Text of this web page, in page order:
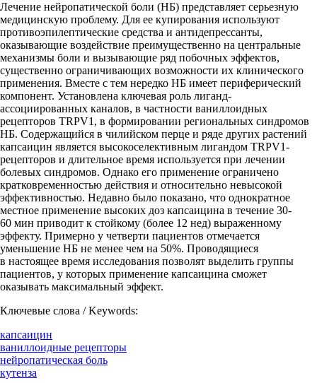
Лечение нейропатической боли (НБ) представляет серьезную
медицинскую проблему. Для ее купирования используют
противоэпилептические средства и антидепрессанты,
оказывающие воздействие преимущественно на центральные
механизмы боли и вызывающие ряд побочных эффектов,
существенно ограничивающих возможности их клинического
применения. Вместе с тем нередко НБ имеет периферический
компонент. Установлена ключевая роль лиганд-
ассоциированных каналов, в частности ваниллоидных
рецепторов TRPV1, в формировании региональных синдромов
НБ. Содержащийся в чилийском перце и ряде других растений
капсаицин является высокоселективным лигандом TRPV1-
рецепторов и длительное время используется при лечении
болевых синдромов. Однако его применение ограничено
кратковременностью действия и относительно невысокой
эффективностью. Недавно было показано, что однократное
местное применение высоких доз капсаицина в течение 30-
60 мин приводит к стойкому (более 12 нед) выраженному
эффекту. Примерно у четверти пациентов отмечается
уменьшение НБ не менее чем на 50%. Проводящиеся
в настоящее время исследования позволят выделить группы
пациентов, у которых применение капсаицина сможет
оказывать максимальный эффект.
Ключевые слова / Keywords:
капсаицин
ваниллоидные рецепторы
нейропатическая боль
кутенза